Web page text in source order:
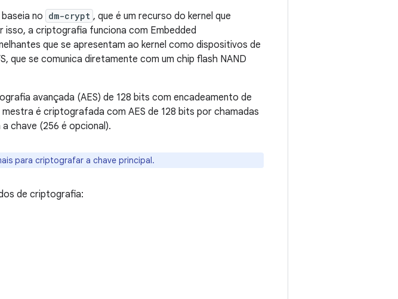
no dm-crypt , que é um recurso do kernel que
isso, a criptografia funciona com Embedded
que se apresentam ao kernel como dispositivos de
que se comunica diretamente com um chip flash NAND
avançada (AES) de 128 bits com encadeamento de
é criptografada com AES de 128 bits por chamadas
chave (256 é opcional).
para criptografar a chave principal.
de criptografia: